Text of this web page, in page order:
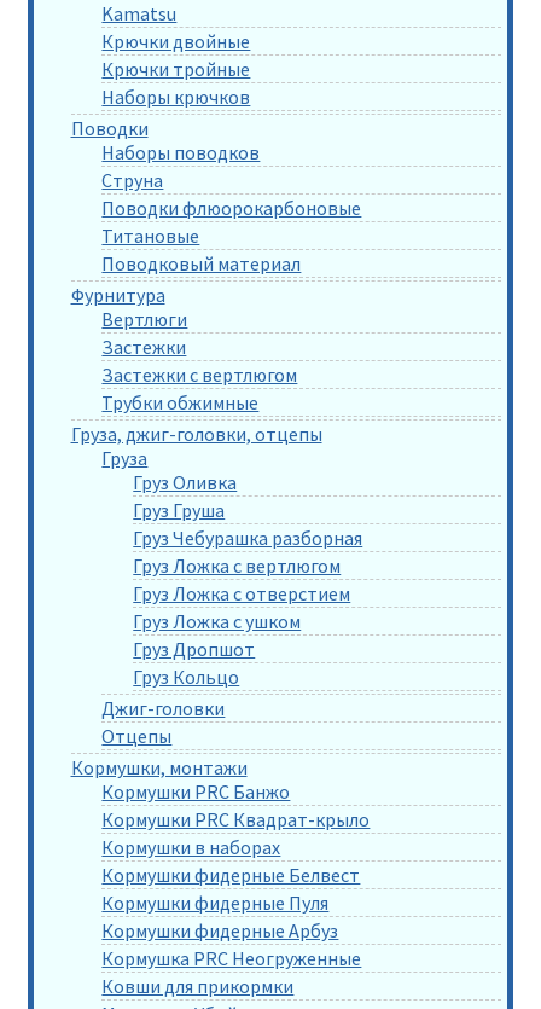
Kamatsu
Крючки двойные
Крючки тройные
Наборы крючков
Поводки
Наборы поводков
Струна
Поводки флюорокарбоновые
Титановые
Поводковый материал
Фурнитура
Вертлюги
Застежки
Застежки с вертлюгом
Трубки обжимные
Груза, джиг-головки, отцепы
Груза
Груз Оливка
Груз Груша
Груз Чебурашка разборная
Груз Ложка с вертлюгом
Груз Ложка с отверстием
Груз Ложка с ушком
Груз Дропшот
Груз Кольцо
Джиг-головки
Отцепы
Кормушки, монтажи
Кормушки PRC Банжо
Кормушки PRC Квадрат-крыло
Кормушки в наборах
Кормушки фидерные Белвест
Кормушки фидерные Пуля
Кормушки фидерные Арбуз
Кормушка PRC Неогруженные
Ковши для прикормки